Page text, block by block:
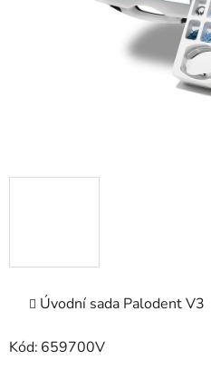
Úvodní sada Palodent V3
Kód: 659700V